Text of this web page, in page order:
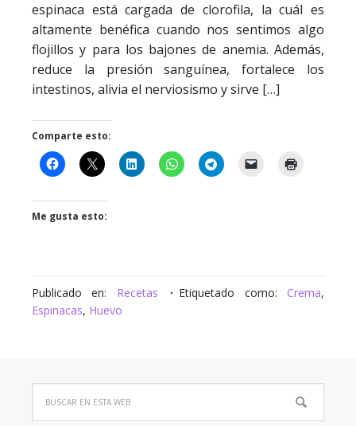
espinaca está cargada de clorofila, la cuál es
altamente benéfica cuando nos sentimos algo
flojillos y para los bajones de anemia. Además,
reduce la presión sanguínea, fortalece los
intestinos, alivia el nerviosismo y sirve […]
Comparte esto:
Me gusta esto:
Publicado en: Recetas Etiquetado como: Crema,
Espinacas, Huevo